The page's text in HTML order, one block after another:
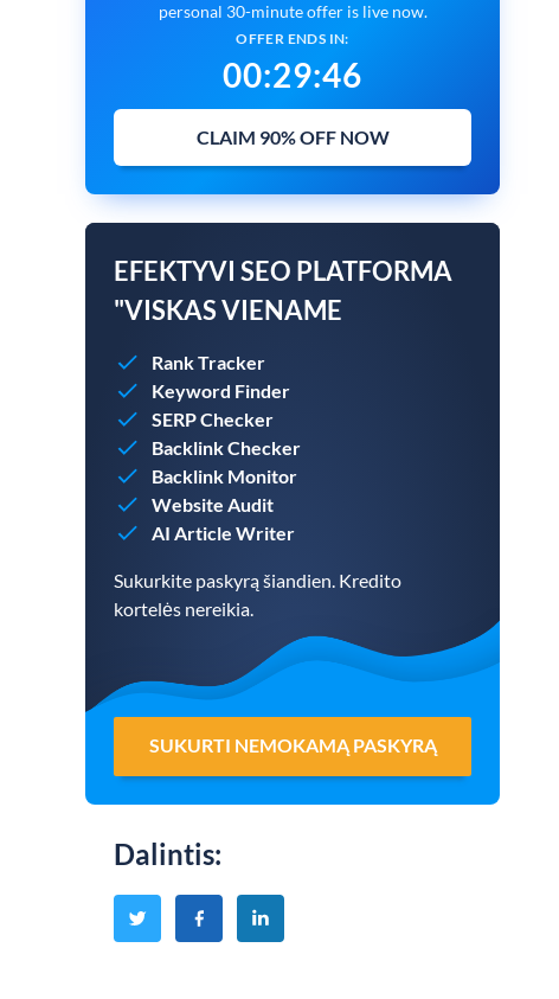
personal 30-minute offer is live now.
OFFER ENDS IN:
00:29:45
CLAIM 90% OFF NOW
EFEKTYVI SEO PLATFORMA
"VISKAS VIENAME
Rank Tracker
Keyword Finder
SERP Checker
Backlink Checker
Backlink Monitor
Website Audit
AI Article Writer
Sukurkite paskyrą šiandien. Kredito
kortelės nereikia.
SUKURTI NEMOKAMĄ PASKYRĄ
Dalintis: